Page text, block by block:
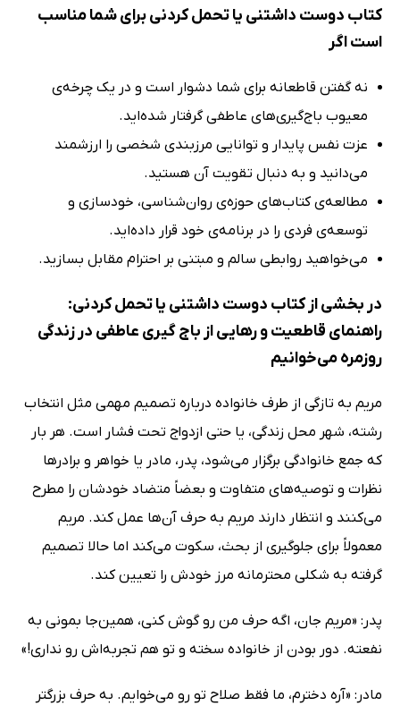
کتاب دوست داشتنی یا تحمل کردنی برای شما مناسب
است اگر
نه گفتن قاطعانه برای شما دشوار است و در یک چرخه‌ی
معیوب باج‌گیری‌های عاطفی گرفتار شده‌اید.
عزت نفس پایدار و توانایی مرزبندی شخصی را ارزشمند
می‌دانید و به دنبال تقویت آن هستید.
مطالعه‌ی کتاب‌های حوزه‌ی روان‌شناسی، خودسازی و
توسعه‌ی فردی را در برنامه‌ی خود قرار داده‌اید.
می‌خواهید روابطی سالم و مبتنی بر احترام مقابل بسازید.
در بخشی از کتاب دوست داشتنی یا تحمل کردنی:
راهنمای قاطعیت و رهایی از باج گیری عاطفی در زندگی
روزمره می‌خوانیم
مریم به تازگی از طرف خانواده درباره تصمیم مهمی مثل انتخاب
رشته، شهر محل زندگی، یا حتی ازدواج تحت فشار است. هر بار
که جمع خانوادگی برگزار می‌شود، پدر، مادر یا خواهر و برادرها
نظرات و توصیه‌های متفاوت و بعضاً متضاد خودشان را مطرح
می‌کنند و انتظار دارند مریم به حرف آن‌ها عمل کند. مریم
معمولاً برای جلوگیری از بحث، سکوت می‌کند اما حالا تصمیم
گرفته به شکلی محترمانه مرز خودش را تعیین کند.
پدر: «مریم جان، اگه حرف من رو گوش کنی، همین‌جا بمونی به
نفعته. دور بودن از خانواده سخته و تو هم تجربه‌اش رو نداری!»
مادر: «آره دخترم، ما فقط صلاح تو رو می‌خوایم. به حرف بزرگتر